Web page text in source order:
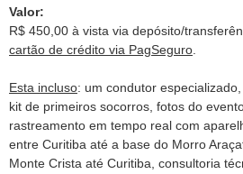
Valor:
R$ 450,00 à vista via depósito/
cartão de crédito via PagSeguro
Esta incluso: um condutor
kit de primeiros socorros, fotos do
rastreamento em tempo real com
entre Curitiba até a base do Morro
Monte Crista até Curitiba, consultoria